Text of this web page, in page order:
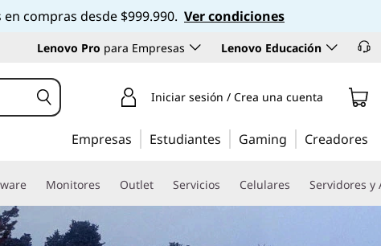
compras desde $999.990. Ver condiciones
Lenovo Pro para Empresas Lenovo Educación
Iniciar sesión / Crea una cuenta
Empresas Estudiantes Gaming Creadores
Monitores Outlet Servicios Celulares Servidores y